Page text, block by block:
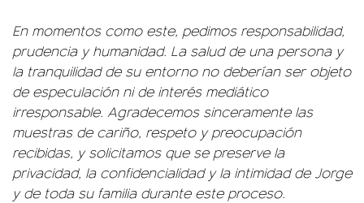
En momentos como este, pedimos responsabilidad,
prudencia y humanidad. La salud de una persona y
la tranquilidad de su entorno no deberían ser objeto
de especulación ni de interés mediático
irresponsable. Agradecemos sinceramente las
muestras de cariño, respeto y preocupación
recibidas, y solicitamos que se preserve la
privacidad, la confidencialidad y la intimidad de Jorge
y de toda su familia durante este proceso.